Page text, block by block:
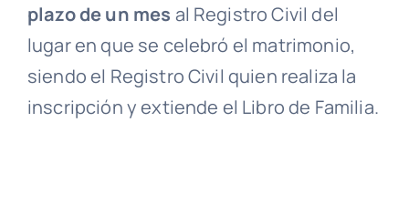
plazo de un mes al Registro Civil del
lugar en que se celebró el matrimonio,
siendo el Registro Civil quien realiza la
inscripción y extiende el Libro de Familia.